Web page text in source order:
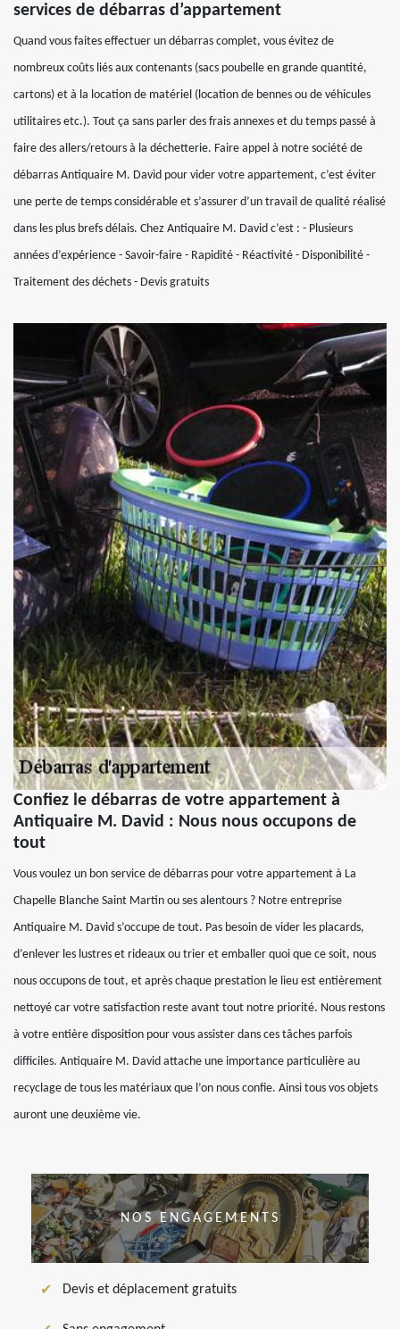
services de débarras d’appartement
Quand vous faites effectuer un débarras complet, vous évitez de
nombreux coûts liés aux contenants (sacs poubelle en grande quantité,
cartons) et à la location de matériel (location de bennes ou de véhicules
utilitaires etc.). Tout ça sans parler des frais annexes et du temps passé à
faire des allers/retours à la déchetterie. Faire appel à notre société de
débarras Antiquaire M. David pour vider votre appartement, c’est éviter
une perte de temps considérable et s’assurer d’un travail de qualité réalisé
dans les plus brefs délais. Chez Antiquaire M. David c’est : - Plusieurs
années d’expérience - Savoir-faire - Rapidité - Réactivité - Disponibilité -
Traitement des déchets - Devis gratuits
Confiez le débarras de votre appartement à
Antiquaire M. David : Nous nous occupons de
tout
Vous voulez un bon service de débarras pour votre appartement à La
Chapelle Blanche Saint Martin ou ses alentours ? Notre entreprise
Antiquaire M. David s’occupe de tout. Pas besoin de vider les placards,
d’enlever les lustres et rideaux ou trier et emballer quoi que ce soit, nous
nous occupons de tout, et après chaque prestation le lieu est entièrement
nettoyé car votre satisfaction reste avant tout notre priorité. Nous restons
à votre entière disposition pour vous assister dans ces tâches parfois
difficiles. Antiquaire M. David attache une importance particulière au
recyclage de tous les matériaux que l’on nous confie. Ainsi tous vos objets
auront une deuxième vie.
NOS ENGAGEMENTS
Devis et déplacement gratuits